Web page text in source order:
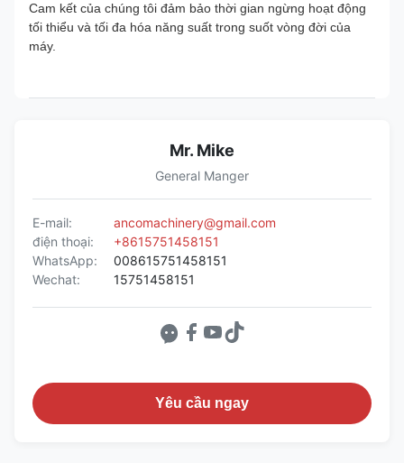
Cam kết của chúng tôi đảm bảo thời gian ngừng hoạt động
tối thiểu và tối đa hóa năng suất trong suốt vòng đời của
máy.
Mr. Mike
General Manger
E-mail:
ancomachinery@gmail.com
điện thoại:
+8615751458151
WhatsApp:
008615751458151
Wechat:
15751458151
Yêu cầu ngay